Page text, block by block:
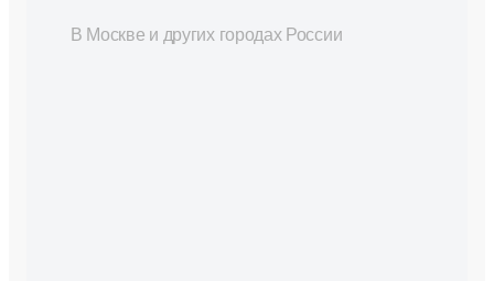
В Москве и других городах России